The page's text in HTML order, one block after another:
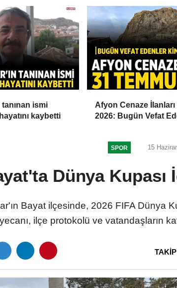
ismi
kaybetti
Afyon Cenaze
2026: Bugün Vefat
SPOR 15
Dünya Kupası
Bayat ilçesinde, 2026 FIFA Dünya
ilçe protokolü ve vatandaşların